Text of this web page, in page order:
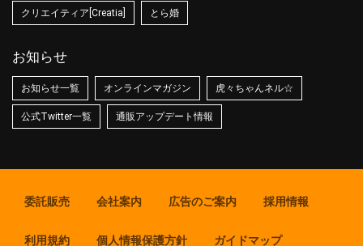
クリエイティア[Creatia] とら婚
お知らせ
お知らせ一覧 オンラインマガジン 虎々ちゃんネル☆
公式Twitter一覧 通販アップデート情報
委託販売 会社案内 広告のご案内 採用情報
利用規約 個人情報保護方針 ガイドマップ